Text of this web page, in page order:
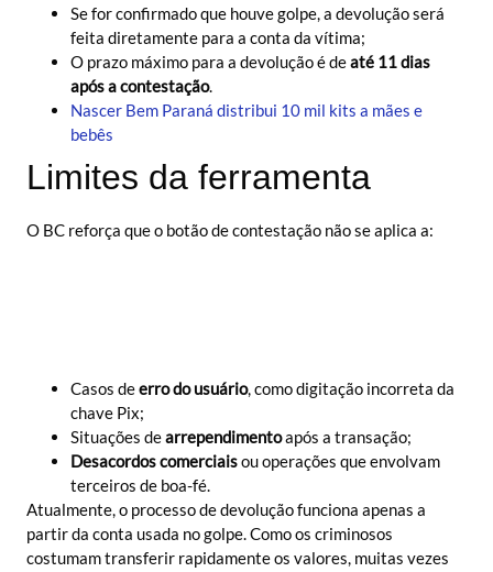
Se for confirmado que houve golpe, a devolução será
feita diretamente para a conta da vítima;
O prazo máximo para a devolução é deaté 11 dias
após a contestação.
Nascer Bem Paraná distribui 10 mil kits a mães e
bebês
Limites da ferramenta
O BC reforça que o botão de contestação não se aplica a:
Casos deerro do usuário, como digitação incorreta da
chave Pix;
Situações dearrependimentoapós a transação;
Desacordos comerciaisou operações que envolvam
terceiros de boa-fé.
Atualmente, o processo de devolução funciona apenas a
partir da conta usada no golpe. Como os criminosos
costumam transferir rapidamente os valores, muitas vezes